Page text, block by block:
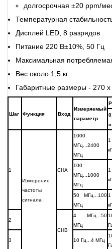
долгосрочная ±20 ppm/
Температурная
Дисплей LED, 8 разрядов
Питание 220 В±10%, 50 Гц
Максимальная
Вес около 1,5 кг.
Габаритные размеры - 270
Шаг Функция Вход
Измеряемый
параметр
с
1
Измерение
частоты
сигнала
CHA
1000
МГц...2400
МГц
1
100
МГц...1000
МГц
1
50 МГц...100
МГц
1
2
CHB
4 МГц...50
МГц
3 10 Гц...4 МГц